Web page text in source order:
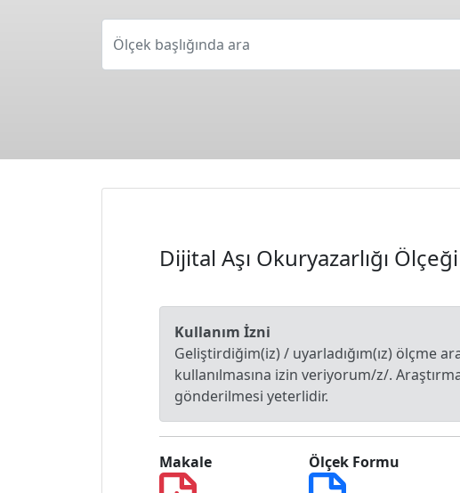
Ölçek başlığında ara
Dijital Aşı Okuryazarlığı Ölçeği
Kullanım İzni
Geliştirdiğim(iz) / uyarladığım(ız) ölçme
kullanılmasına izin veriyorum/z/.
gönderilmesi yeterlidir.
Makale Ölçek Formu